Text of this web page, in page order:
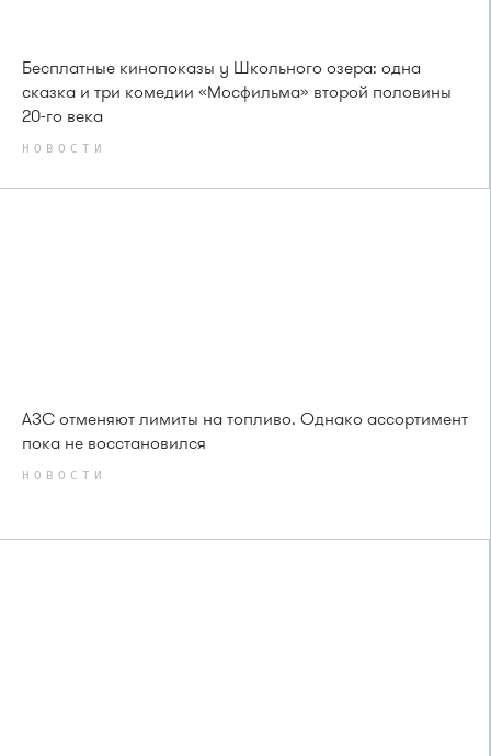
Бесплатные кинопоказы у Школьного озера: одна
сказка и три комедии «Мосфильма» второй половины
20-го века
НОВОСТИ
АЗС отменяют лимиты на топливо. Однако ассортимент
пока не восстановился
НОВОСТИ